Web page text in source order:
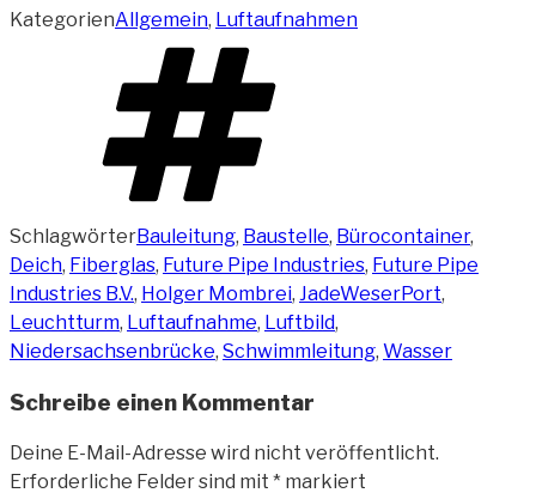
KategorienAllgemein, Luftaufnahmen
SchlagwörterBauleitung, Baustelle, Bürocontainer,
Deich, Fiberglas, Future Pipe Industries, Future Pipe
Industries B.V., Holger Mombrei, JadeWeserPort,
Leuchtturm, Luftaufnahme, Luftbild,
Niedersachsenbrücke, Schwimmleitung, Wasser
Schreibe einen Kommentar
Deine E-Mail-Adresse wird nicht veröffentlicht.
Erforderliche Felder sind mit * markiert